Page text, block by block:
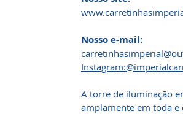
Nosso e-mail:
A torre de iluminação
amplamente em toda